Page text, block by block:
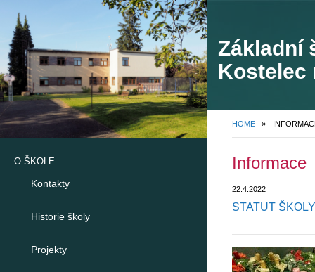
Základní
Kostelec
HOME »
O ŠKOLE
Kontakty
Historie školy
Projekty
Informace
22.4.2022
STATUT ŠKOLY